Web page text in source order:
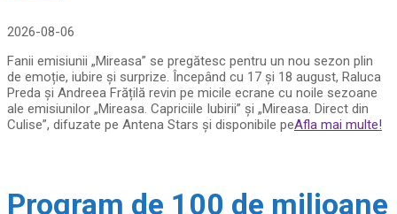
2026-08-06
Fanii emisiunii „Mireasa” se pregătesc pentru un nou sezon plin
de emoție, iubire și surprize. Începând cu 17 și 18 august, Raluca
Preda și Andreea Frățilă revin pe micile ecrane cu noile sezoane
ale emisiunilor „Mireasa. Capriciile Iubirii” și „Mireasa. Direct din
Culise”, difuzate pe Antena Stars și disponibile peAfla mai multe!
Program de 100 de milioane